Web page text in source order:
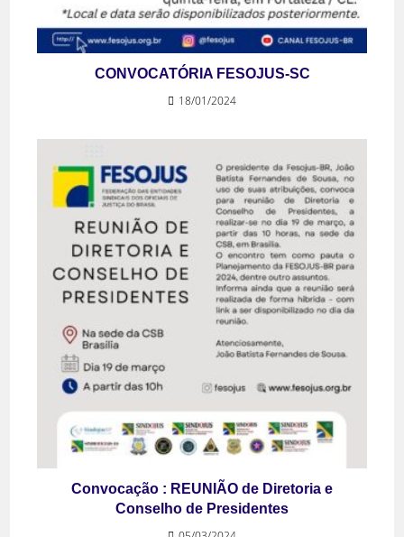
CONVOCATÓRIA FESOJUS-SC
18/01/2024
Convocação : REUNIÃO de Diretoria e
Conselho de Presidentes